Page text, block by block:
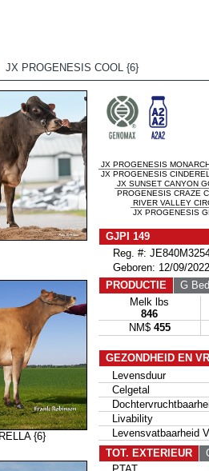
JX PROGENESIS COOL {6}
{6}
JX PROGENESIS
JX PROGENESIS
JX SUNSET CANYON
PROGENESIS CRAZE
RIVER VALLEY
JX PROGENESIS
GJPI 149
Reg. #:
Geboren: 12/09/2022
PRODUCTIE
G
Melk lbs
846
NM$ 455
GEZONDHEID EN
Levensduur
Celgetal
Livability
Levensvatbaarheid
TOT. EXTERIEUR